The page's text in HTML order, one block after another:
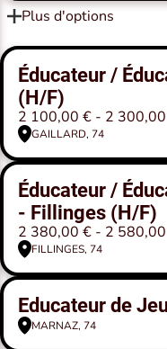
Plus d'options
Éducateur /
(H/F)
2 100,00 € - 2
GAILLARD, 74
Éducateur /
- Fillinges (H/F)
2 380,00 € - 2
FILLINGES, 74
Educateur de
MARNAZ, 74